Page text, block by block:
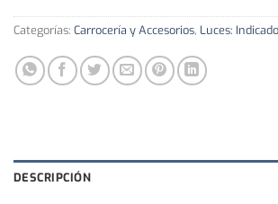
Categorías: Carrocería y Accesorios, Luces:
DESCRIPCIÓN